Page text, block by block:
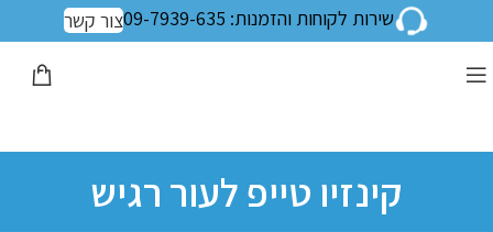
שירות לקוחות והזמנות: 09-7939-635 צור קשר
קינזיו טייפ לעור רגיש